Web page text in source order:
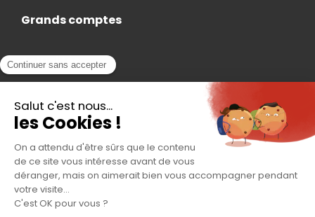
Grands comptes
Actualités
Contact
Accès Adhérent